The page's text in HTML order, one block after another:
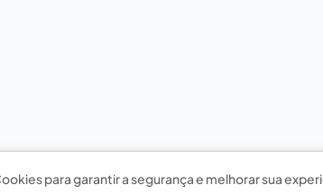
para garantir a segurança e melhorar sua